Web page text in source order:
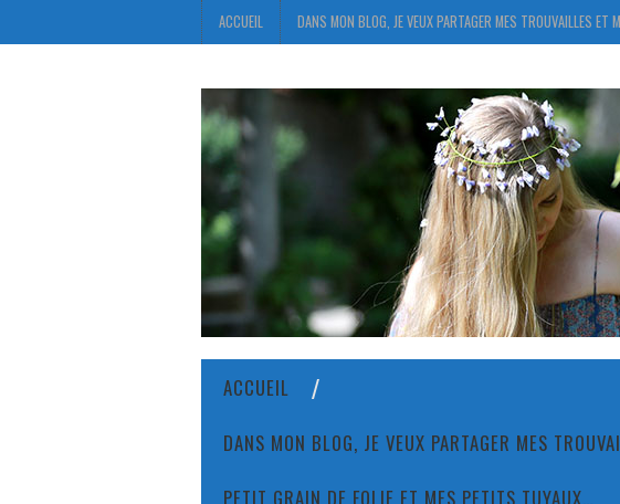
ACCUEIL DANS MON BLOG, JE VEUX PARTAGER MES TROUVAILLES
ACCUEIL
DANS MON BLOG, JE VEUX PARTAGER MES
PETIT GRAIN DE FOLIE ET MES PETITS TUYAUX…